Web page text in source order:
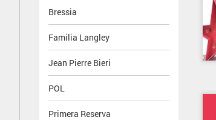
Bressia
Familia Langley
Jean Pierre Bieri
POL
Primera Reserva